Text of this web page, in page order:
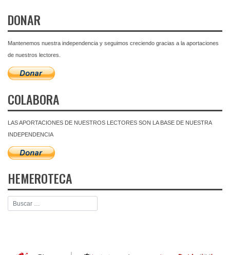
DONAR
Mantenemos nuestra independencia y seguimos creciendo gracias a la aportaciones
de nuestros lectores.
COLABORA
LAS APORTACIONES DE NUESTROS LECTORES SON LA BASE DE NUESTRA
INDEPENDENCIA
HEMEROTECA